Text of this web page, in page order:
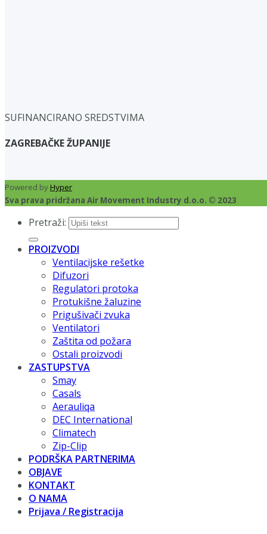
SUFINANCIRANO SREDSTVIMA
ZAGREBAČKE ŽUPANIJE
Powered byHyper
Sva prava pridržana Air Movement Industry d.o.o. © 2023
Pretraži:
PROIZVODI
Ventilacijske rešetke
Difuzori
Regulatori protoka
Protukišne žaluzine
Prigušivači zvuka
Ventilatori
Zaštita od požara
Ostali proizvodi
ZASTUPSTVA
Smay
Casals
Aerauliqa
DEC International
Climatech
Zip-Clip
PODRŠKA PARTNERIMA
OBJAVE
KONTAKT
O NAMA
Prijava / Registracija